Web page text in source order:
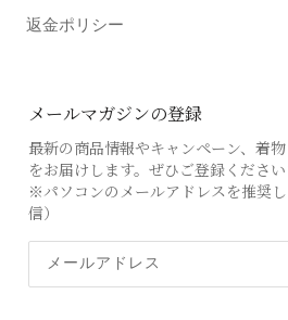
返金ポリシー
メールマガジンの登録
最新の商品情報やキャンペーン、着
をお届けします。ぜひご登録ください
※パソコンのメールアドレスを推奨
信）